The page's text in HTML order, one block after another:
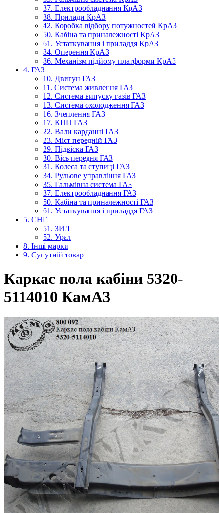
37. Електрообладнання КрАЗ
38. Прилади КрАЗ
42. Коробка відбору потужностей КрАЗ
50. Кабіна та приналежності КрАЗ
61. Устаткування і приладдя КрАЗ
84. Оперення КрАЗ
86. Механізм підйому платформи КрАЗ
4. ГАЗ
10. Двигун ГАЗ
11. Система живлення ГАЗ
12. Система випуску газів ГАЗ
13. Система охолодження ГАЗ
16. Зчеплення ГАЗ
17. КПП ГАЗ
22. Вали карданні ГАЗ
23. Міст передній ГАЗ
29. Підвіска ГАЗ
30. Вісь передня ГАЗ
31. Колеса та ступиці ГАЗ
34. Рульове управління ГАЗ
35. Гальмівна система ГАЗ
37. Електрообладнання ГАЗ
50. Кабіна та приналежності ГАЗ
61. Устаткування і приладдя ГАЗ
5. СНГ
51. ЗИЛ
52. Урал
8. Інші марки
9. Супутній товар
Каркас пола кабіни 5320-
5114010 КамАЗ